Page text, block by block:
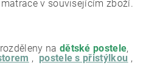
v souvisejícím zboží.
na dětské postele,
, postele s přistýlkou ,